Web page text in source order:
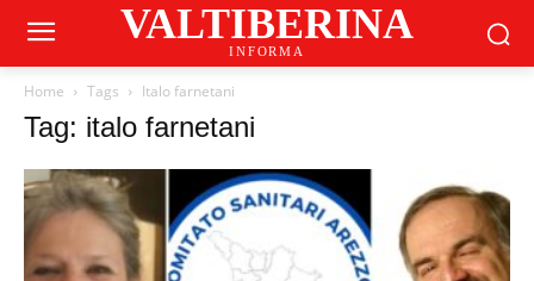
VALTIBERINA
INFORMA
Home Tags Italo farnetani
Tag: italo farnetani